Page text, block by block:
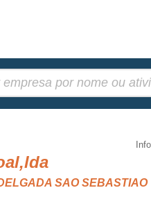
SAO SEBASTIAO